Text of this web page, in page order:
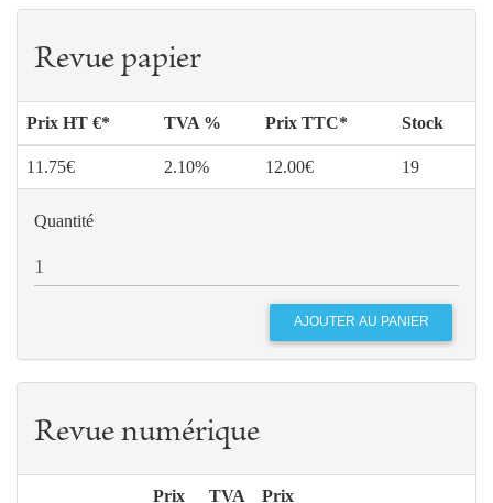
Revue papier
Prix HT €* TVA % Prix TTC* Stock
11.75€ 2.10% 12.00€ 19
Quantité
Revue numérique
Prix
TVA
Prix